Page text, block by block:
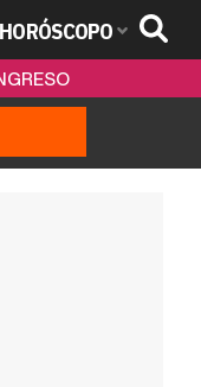
HORÓSCOPO